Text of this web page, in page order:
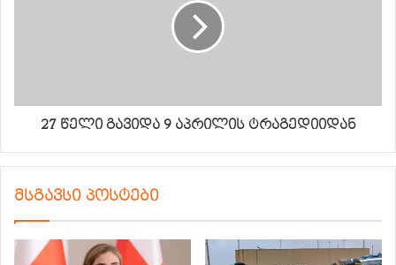
27 წელი გავიდა 9 აპრილის ტრაგედიიდან
მსგავსი პოსტები